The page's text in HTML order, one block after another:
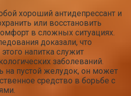
хороший антидепрессант и
или восстановить
в сложных ситуациях.
доказали, что
напитка служит
заболеваний.
на пустой желудок, он может
средство в борьбе с